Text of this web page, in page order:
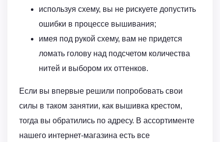
используя схему, вы не рискуете допустить
ошибки в процессе вышивания;
имея под рукой схему, вам не придется
ломать голову над подсчетом количества
нитей и выбором их оттенков.
Если вы впервые решили попробовать свои
силы в таком занятии, как вышивка крестом,
тогда вы обратились по адресу. В ассортименте
нашего интернет-магазина есть все